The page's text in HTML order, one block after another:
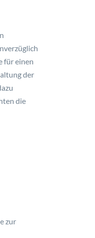
für einen
der
die
zur